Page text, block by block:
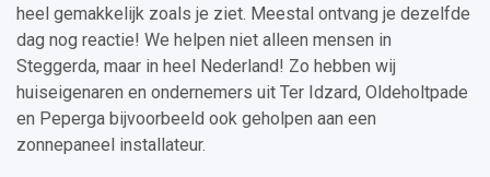
heel gemakkelijk zoals je ziet. Meestal ontvang je dezelfde
dag nog reactie! We helpen niet alleen mensen in
Steggerda, maar in heel Nederland! Zo hebben wij
huiseigenaren en ondernemers uit Ter Idzard, Oldeholtpade
en Peperga bijvoorbeeld ook geholpen aan een
zonnepaneel installateur.